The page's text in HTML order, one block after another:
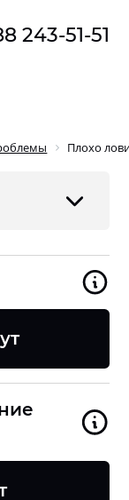
243-51-51
Плохо